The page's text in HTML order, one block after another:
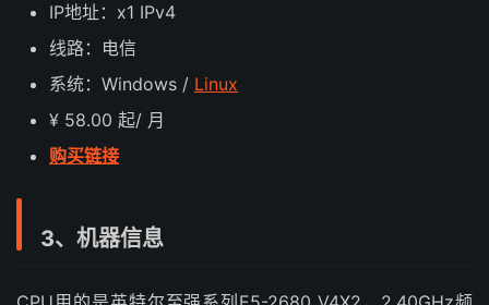
IP地址：x1 IPv4
线路：电信
系统：Windows / Linux
¥ 58.00 起/ 月
购买链接
3、机器信息